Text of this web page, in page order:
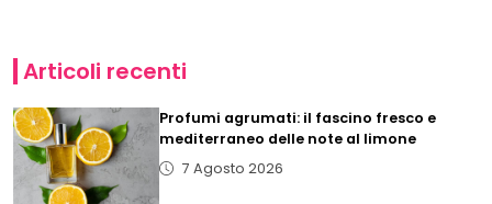
Articoli recenti
Profumi agrumati: il fascino fresco e
mediterraneo delle note al limone
7 Agosto 2026